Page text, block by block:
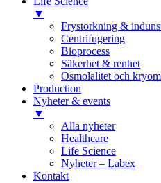
▼
Frystorkning &
Centrifugering
Bioprocess
Säkerhet & renhet
Osmolalitet och
Production
Nyheter & events
▼
Alla nyheter
Healthcare
Life Science
Nyheter – Labex
Kontakt